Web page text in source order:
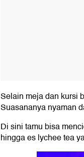
Selain meja dan kursi
Suasananya nyaman
Di sini tamu bisa
hingga es lychee tea